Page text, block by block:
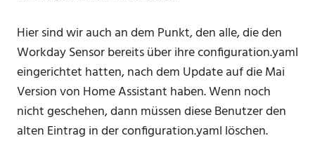
Hier sind wir auch an dem Punkt, den alle, die den
Workday Sensor bereits über ihre configuration.yaml
eingerichtet hatten, nach dem Update auf die Mai
Version von Home Assistant haben. Wenn noch
nicht geschehen, dann müssen diese Benutzer den
alten Eintrag in der configuration.yaml löschen.